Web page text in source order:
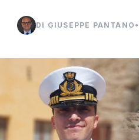
DI GIUSEPPE PANTANO •